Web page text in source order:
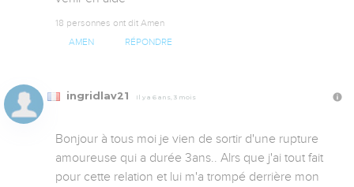
18 personnes ont dit Amen
AMEN RÉPONDRE
ingridlav21 Il y a 6 ans, 3 mois
Bonjour à tous moi je vien de sortir d'une rupture
amoureuse qui a durée 3ans.. Alrs que j'ai tout fait
pour cette relation et lui m'a trompé derrière mon